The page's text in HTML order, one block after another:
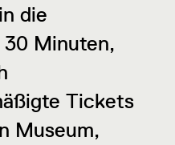
die
30 Minuten,
Tickets
Museum,